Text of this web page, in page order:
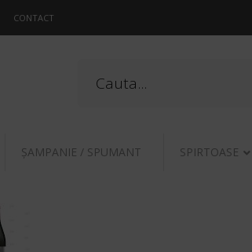
CONTACT
ŞAMPANIE / SPUMANT SPIRTOASE